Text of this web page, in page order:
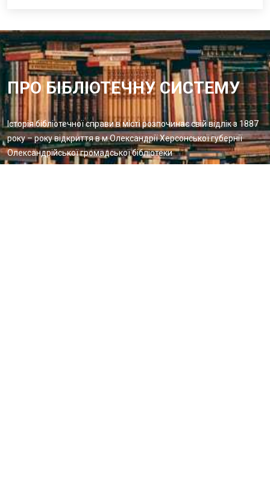
ПРО БІБЛІОТЕЧНУ СИСТЕМУ
Історія бібліотечної справи в місті розпочинає свій відлік з 1887
року – року відкриття в м.Олександрії Херсонської губернії
Олександрійської громадської бібліотеки